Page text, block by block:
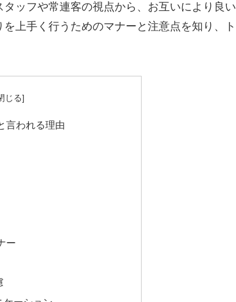
ッフや常連客の視点から、お互いにより良い
上手く行うためのマナーと注意点を知り、ト
言われる理由
ー